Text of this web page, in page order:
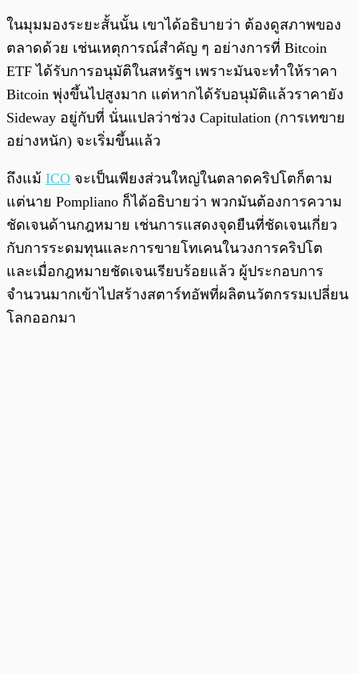
ในมุมมองระยะสั้นนั้น เขาได้อธิบายว่า ต้องดูสภาพของ
ตลาดด้วย เช่นเหตุการณ์สำคัญ ๆ อย่างการที่ Bitcoin
ETF ได้รับการอนุมัติในสหรัฐฯ เพราะมันจะทำให้ราคา
Bitcoin พุ่งขึ้นไปสูงมาก แต่หากได้รับอนุมัติแล้วราคายัง
Sideway อยู่กับที่ นั่นแปลว่าช่วง Capitulation (การเทขาย
อย่างหนัก) จะเริ่มขึ้นแล้ว
ถึงแม้ ICO จะเป็นเพียงส่วนใหญ่ในตลาดคริปโตก็ตาม
แต่นาย Pompliano ก็ได้อธิบายว่า พวกมันต้องการความ
ชัดเจนด้านกฎหมาย เช่นการแสดงจุดยืนที่ชัดเจนเกี่ยว
กับการระดมทุนและการขายโทเคนในวงการคริปโต
และเมื่อกฎหมายชัดเจนเรียบร้อยแล้ว ผู้ประกอบการ
จำนวนมากเข้าไปสร้างสตาร์ทอัพที่ผลิตนวัตกรรมเปลี่ยน
โลกออกมา